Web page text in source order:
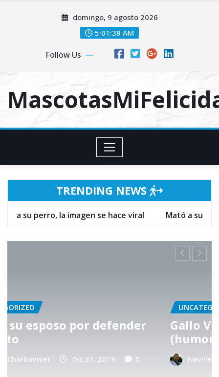
domingo, 9 agosto 2026
5:01:39 AM
Follow Us
TRENDING NEWS
imagen se hace viral Mató a su esposo por
UNCATEGORIZED
Gallo Viejo vs Gallo Joven
NevilleCharbonnier Abr 30, 2017 0